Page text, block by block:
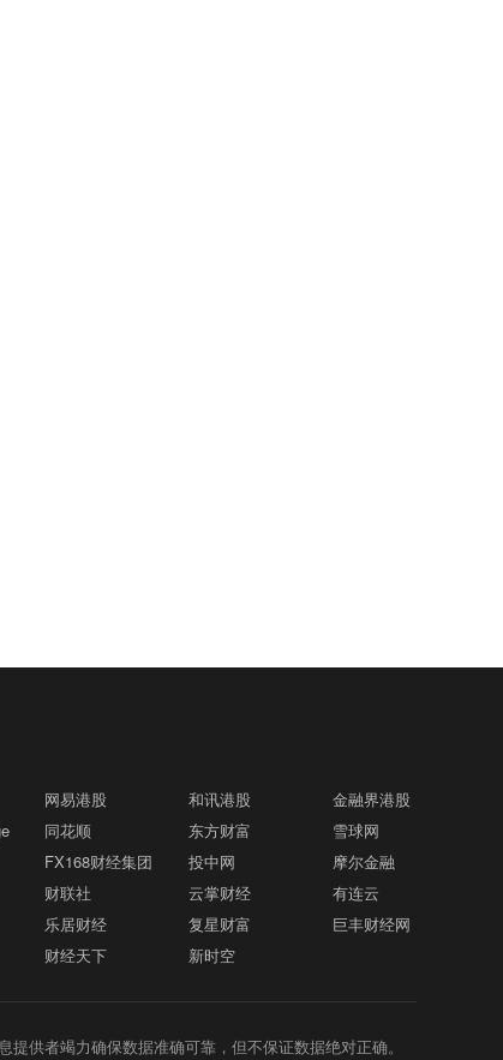
网易港股 和讯港股
金融界港股
同花顺 东方财富
雪球网
FX168财经集团 投中网
摩尔金融
财联社 云掌财经
有连云
乐居财经 复星财富
巨丰财经网
财经天下 新时空
供者竭力确保数据准确可靠，但不保证数据绝对正确。